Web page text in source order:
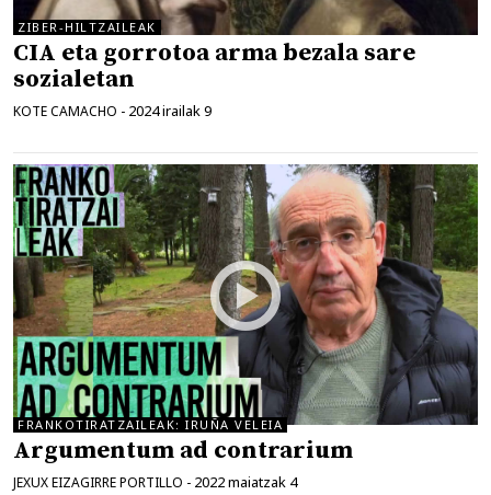
ZIBER-HILTZAILEAK
CIA eta gorrotoa arma bezala sare
sozialetan
KOTE CAMACHO - 2024 irailak 9
FRANKOTIRATZAILEAK: IRUÑA VELEIA
Argumentum ad contrarium
JEXUX EIZAGIRRE PORTILLO - 2022 maiatzak 4